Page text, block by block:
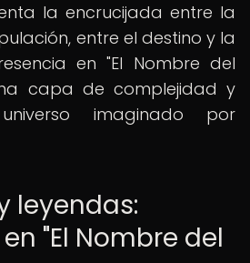
la encrucijada entre la
entre el destino y la
en "El Nombre del
capa de complejidad y
imaginado por
leyendas:
"El Nombre del